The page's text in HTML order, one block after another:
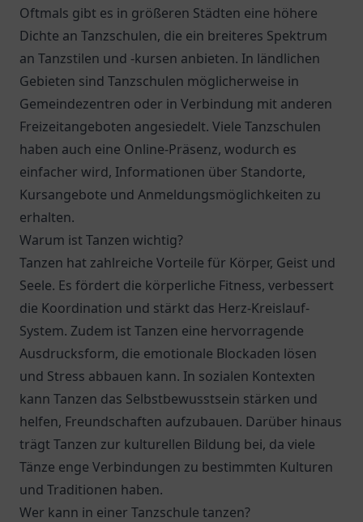
Oftmals gibt es in größeren Städten eine höhere
Dichte an Tanzschulen, die ein breiteres Spektrum
an Tanzstilen und -kursen anbieten. In ländlichen
Gebieten sind Tanzschulen möglicherweise in
Gemeindezentren oder in Verbindung mit anderen
Freizeitangeboten angesiedelt. Viele Tanzschulen
haben auch eine Online-Präsenz, wodurch es
einfacher wird, Informationen über Standorte,
Kursangebote und Anmeldungsmöglichkeiten zu
erhalten.
Warum ist Tanzen wichtig?
Tanzen hat zahlreiche Vorteile für Körper, Geist und
Seele. Es fördert die körperliche Fitness, verbessert
die Koordination und stärkt das Herz-Kreislauf-
System. Zudem ist Tanzen eine hervorragende
Ausdrucksform, die emotionale Blockaden lösen
und Stress abbauen kann. In sozialen Kontexten
kann Tanzen das Selbstbewusstsein stärken und
helfen, Freundschaften aufzubauen. Darüber hinaus
trägt Tanzen zur kulturellen Bildung bei, da viele
Tänze enge Verbindungen zu bestimmten Kulturen
und Traditionen haben.
Wer kann in einer Tanzschule tanzen?